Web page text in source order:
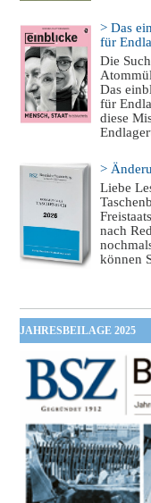
> Das
für
Die
Das
für
diese
>
Liebe
nach
können
JAHRESBEILAGE 2025